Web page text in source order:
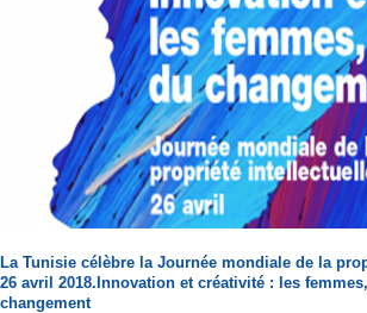
La Tunisie célèbre la Journée mondiale de la
26 avril 2018.Innovation et créativité : les
changement